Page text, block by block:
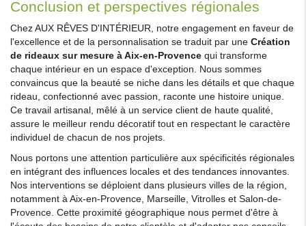
Conclusion et perspectives régionales
Chez AUX RÊVES D'INTÉRIEUR, notre engagement en faveur de
l'excellence et de la personnalisation se traduit par une Création
de rideaux sur mesure à Aix-en-Provence qui transforme
chaque intérieur en un espace d'exception. Nous sommes
convaincus que la beauté se niche dans les détails et que chaque
rideau, confectionné avec passion, raconte une histoire unique.
Ce travail artisanal, mêlé à un service client de haute qualité,
assure le meilleur rendu décoratif tout en respectant le caractère
individuel de chacun de nos projets.
Nous portons une attention particulière aux spécificités régionales
en intégrant des influences locales et des tendances innovantes.
Nos interventions se déploient dans plusieurs villes de la région,
notamment à Aix-en-Provence, Marseille, Vitrolles et Salon-de-
Provence. Cette proximité géographique nous permet d'être à